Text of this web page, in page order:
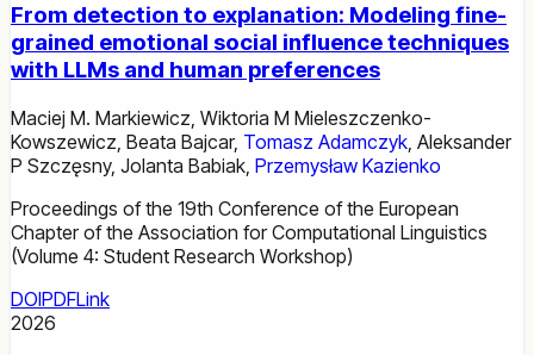
From detection to explanation: Modeling fine-
grained emotional social influence techniques
with LLMs and human preferences
Maciej M. Markiewicz Wiktoria M Mieleszczenko-
Kowszewicz Beata Bajcar, Tomasz Adamczyk Aleksander
P Szczęsny, Jolanta Babiak Przemysław Kazienko
Proceedings of the 19th Conference of the European
Chapter of the Association for Computational Linguistics
(Volume 4: Student Research Workshop)
DOIPDFLink
2026